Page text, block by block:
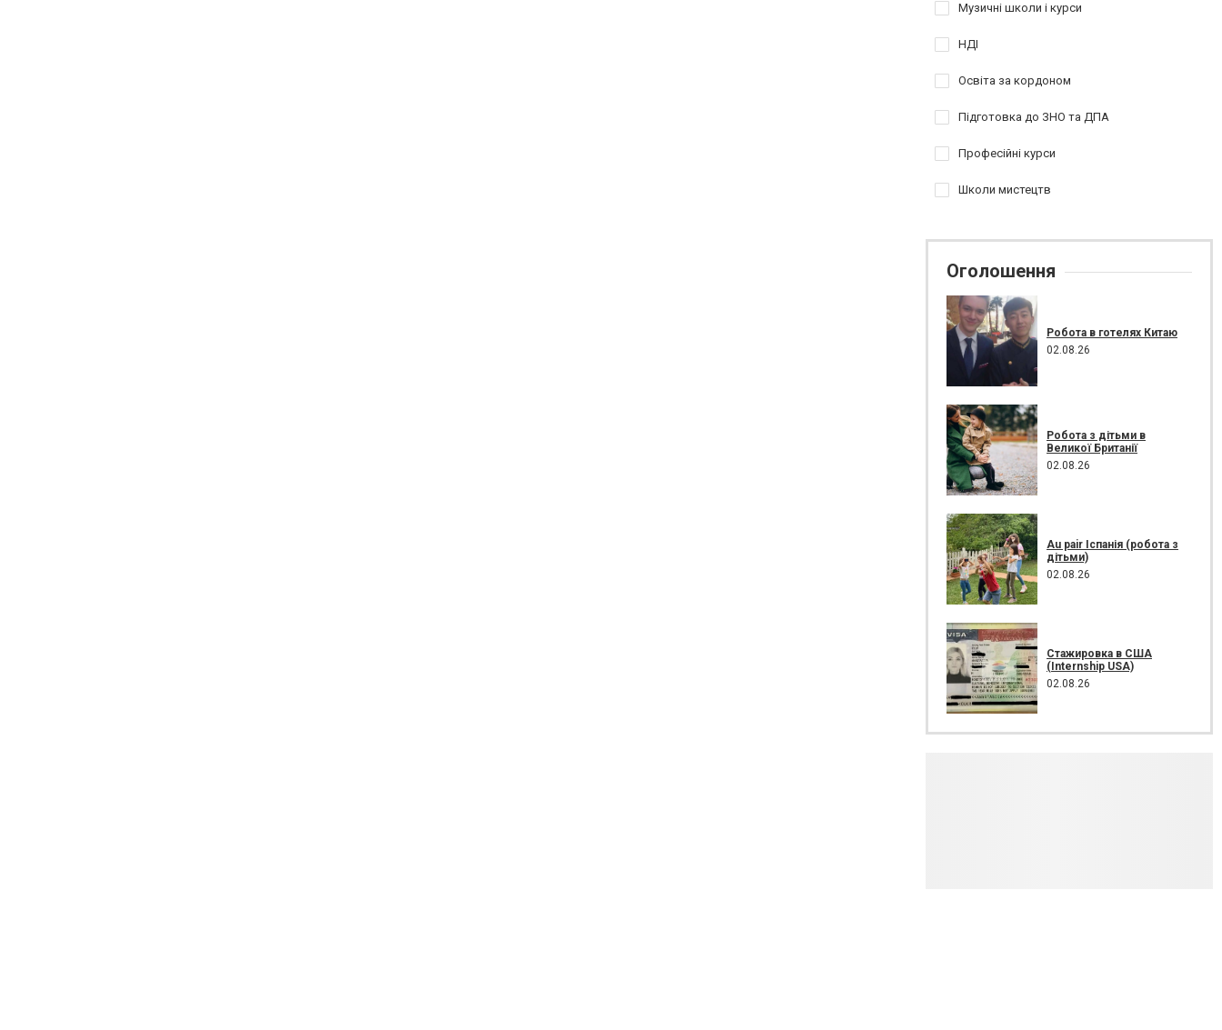
Музичні школи і курси
НДІ
Освіта за кордоном
Підготовка до ЗНО та ДПА
Професійні курси
Школи мистецтв
Оголошення
Робота в готелях Китаю
02.08.26
Робота з дітьми в
Великої Британії
02.08.26
Au pair Іспанія (робота з
дітьми)
02.08.26
Стажировка в США
(Internship USA)
02.08.26